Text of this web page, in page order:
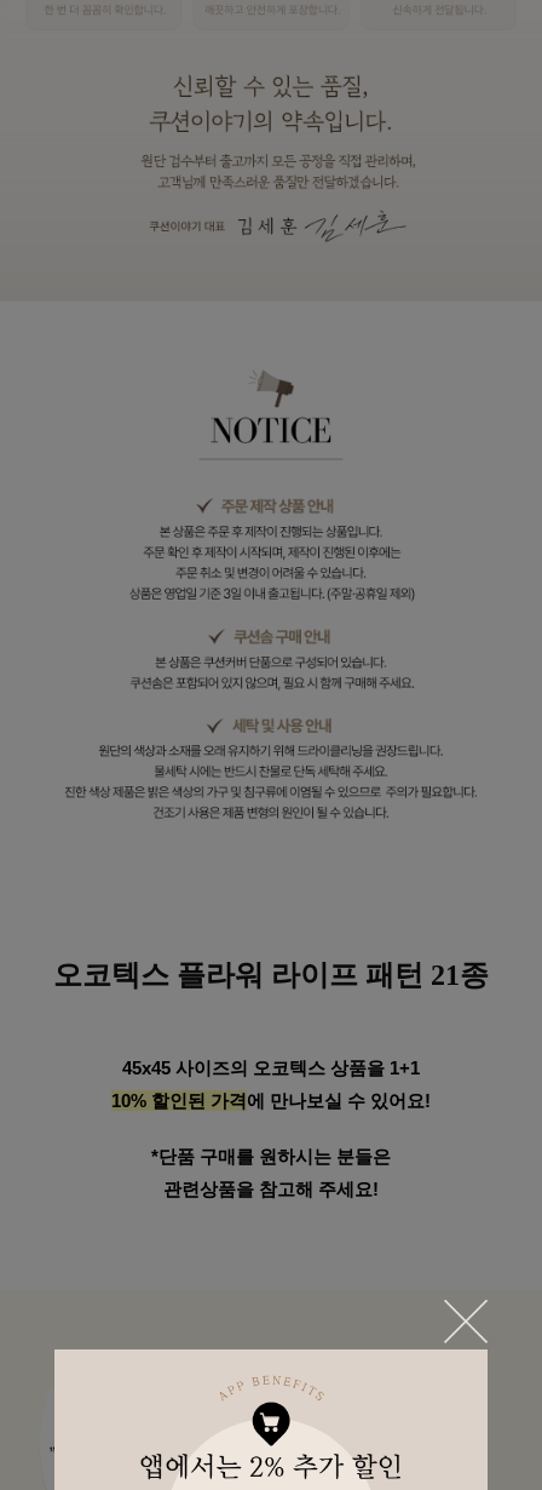
오코텍스 플라워 라이프 패턴 21종
45x45 사이즈의 오코텍스 상품을 1+1
10% 할인된 가격 에 만나보실 수 있어요!
*단품 구매를 원하시는 분들은
관련상품을 참고해 주세요!